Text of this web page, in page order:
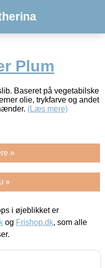
Plum
Baseret på vegetabilske
olie, trykfarve og andet
(Læs mere)
»
»
i øjeblikket er
og Frishop.dk, som alle